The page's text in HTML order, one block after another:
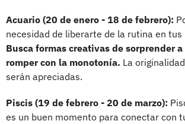
Acuario (20 de enero - 18 de febrero):
necesidad de liberarte de la rutina en tus
Busca formas creativas de sorprender
romper con la monotonía. La
serán apreciadas.
Piscis (19 de febrero - 20 de marzo):
es un buen momento para conectar con